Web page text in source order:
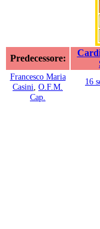
Predecessore:
Francesco Maria
Casini O.F.M.
Cap.
16